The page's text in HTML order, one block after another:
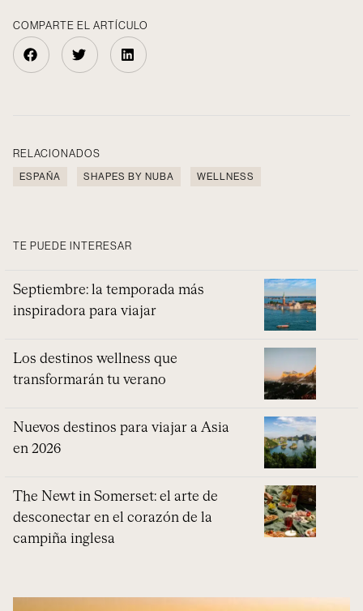
COMPARTE EL ARTÍCULO
RELACIONADOS
ESPAÑA SHAPES BY NUBA WELLNESS
TE PUEDE INTERESAR
Septiembre: la temporada más
inspiradora para viajar
Los destinos wellness que
transformarán tu verano
Nuevos destinos para viajar a Asia
en 2026
The Newt in Somerset: el arte de
desconectar en el corazón de la
campiña inglesa